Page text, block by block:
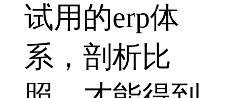
试用的erp体
系，剖析比